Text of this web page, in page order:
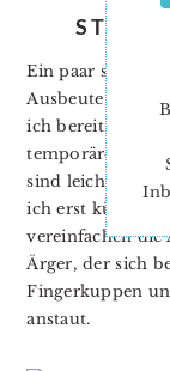
Ein paar schöne
Ausbeute vom
ich bereits
temporärer
sind leicht
ich erst kürzlich
vereinfachen
Ärger, der sich
Fingerkuppen
anstaut.